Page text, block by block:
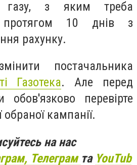
газу, з яким треба
протягом 10 днів з
рахунку.
постачальника
Газотека. Але перед
обов'язково перевірте
обраної кампанії.
на нас
Телеграм та YouTub